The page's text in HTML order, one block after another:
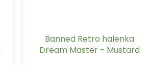
Banned Retro halenka
Dream Master - Mustard